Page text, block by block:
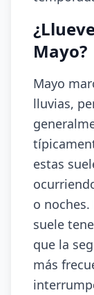
Mayo?
Mayo
lluvias,
estas
o
suele
que la
más